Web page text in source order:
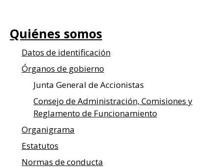
Quiénes somos
Datos de identificación
Órganos de gobierno
Junta General de Accionistas
Consejo de Administración, Comisiones y
Reglamento de Funcionamiento
Organigrama
Estatutos
Normas de conducta